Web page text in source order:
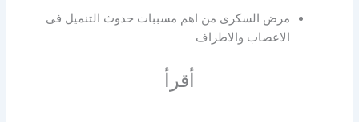
مرض السكرى من اهم مسببات حدوث التنميل فى
الاعصاب والاطراف
أقرأ